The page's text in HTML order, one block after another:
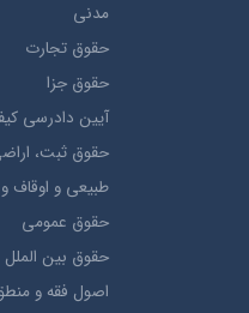
مدني
حقوق تجارت
حقوق جزا
آيین دادرسی
حقوق ثبت،
طبيعي و اوقاف
حقوق عمومی
حقوق بين الملل
اصول فقه و